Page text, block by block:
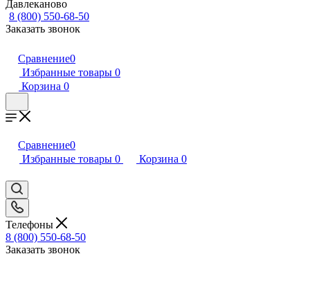
Давлеканово
8 (800) 550-68-50
Заказать звонок
Сравнение0
Избранные товары 0
Корзина 0
Сравнение0
Избранные товары 0 Корзина 0
Телефоны
8 (800) 550-68-50
Заказать звонок